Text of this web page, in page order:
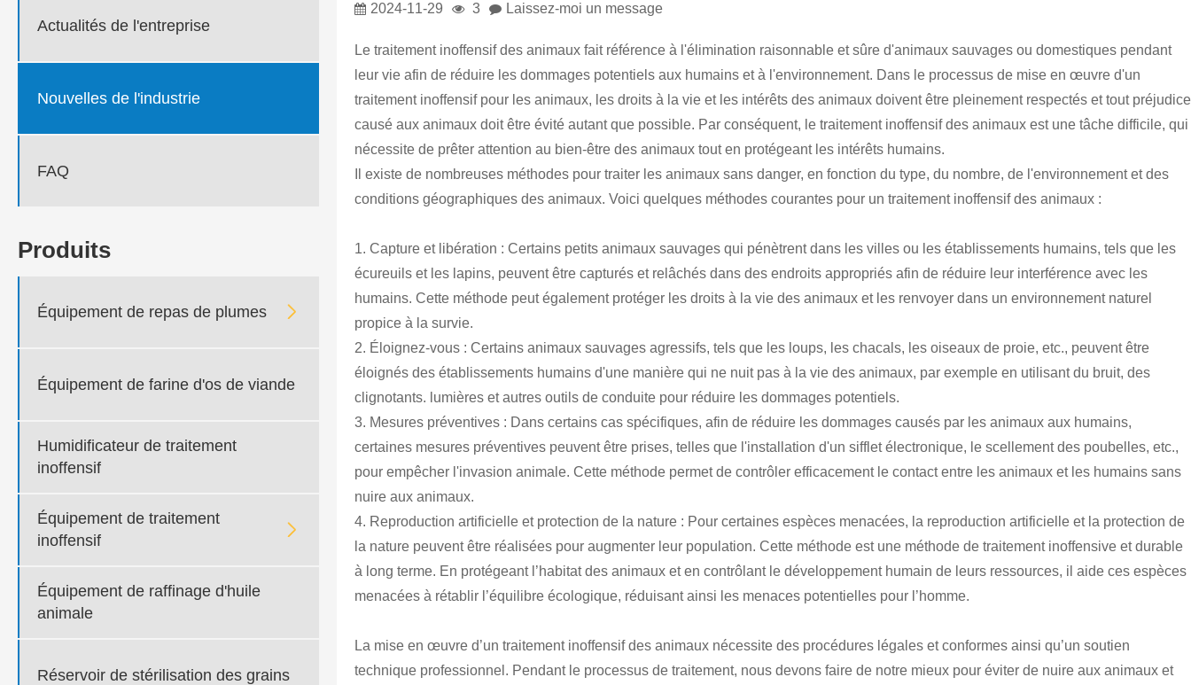
Actualités de l'entreprise
Nouvelles de l'industrie
FAQ
Produits
Équipement de repas de plumes 
Équipement de farine d'os de viande
Humidificateur de traitement
inoffensif
Équipement de traitement
inoffensif

Équipement de raffinage d'huile
animale
Réservoir de stérilisation des grains
2024-11-29 3 Laissez-moi un message
Le traitement inoffensif des animaux fait référence à l'élimination raisonnable et sûre d'animaux sauvages ou domestiques pendant
leur vie afin de réduire les dommages potentiels aux humains et à l'environnement. Dans le processus de mise en œuvre d'un
traitement inoffensif pour les animaux, les droits à la vie et les intérêts des animaux doivent être pleinement respectés et tout préjudice
causé aux animaux doit être évité autant que possible. Par conséquent, le traitement inoffensif des animaux est une tâche difficile, qui
nécessite de prêter attention au bien-être des animaux tout en protégeant les intérêts humains.
Il existe de nombreuses méthodes pour traiter les animaux sans danger, en fonction du type, du nombre, de l'environnement et des
conditions géographiques des animaux. Voici quelques méthodes courantes pour un traitement inoffensif des animaux :
1. Capture et libération : Certains petits animaux sauvages qui pénètrent dans les villes ou les établissements humains, tels que les
écureuils et les lapins, peuvent être capturés et relâchés dans des endroits appropriés afin de réduire leur interférence avec les
humains. Cette méthode peut également protéger les droits à la vie des animaux et les renvoyer dans un environnement naturel
propice à la survie.
2. Éloignez-vous : Certains animaux sauvages agressifs, tels que les loups, les chacals, les oiseaux de proie, etc., peuvent être
éloignés des établissements humains d'une manière qui ne nuit pas à la vie des animaux, par exemple en utilisant du bruit, des
clignotants. lumières et autres outils de conduite pour réduire les dommages potentiels.
3. Mesures préventives : Dans certains cas spécifiques, afin de réduire les dommages causés par les animaux aux humains,
certaines mesures préventives peuvent être prises, telles que l'installation d'un sifflet électronique, le scellement des poubelles, etc.,
pour empêcher l'invasion animale. Cette méthode permet de contrôler efficacement le contact entre les animaux et les humains sans
nuire aux animaux.
4. Reproduction artificielle et protection de la nature : Pour certaines espèces menacées, la reproduction artificielle et la protection de
la nature peuvent être réalisées pour augmenter leur population. Cette méthode est une méthode de traitement inoffensive et durable
à long terme. En protégeant l’habitat des animaux et en contrôlant le développement humain de leurs ressources, il aide ces espèces
menacées à rétablir l’équilibre écologique, réduisant ainsi les menaces potentielles pour l’homme.
La mise en œuvre d’un traitement inoffensif des animaux nécessite des procédures légales et conformes ainsi qu’un soutien
technique professionnel. Pendant le processus de traitement, nous devons faire de notre mieux pour éviter de nuire aux animaux et